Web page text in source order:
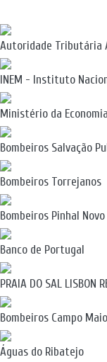
Autoridade Tributária
INEM - Instituto
Ministério da Economia
Bombeiros Salvação
Bombeiros Torrejanos
Bombeiros Pinhal Novo
Banco de Portugal
PRAIA DO SAL LISBON
Bombeiros Campo
Águas do Ribatejo